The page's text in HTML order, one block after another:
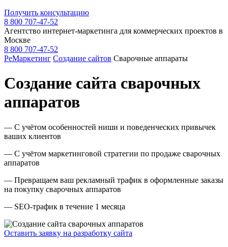
Получить консультацию
8 800 707-47-52
Агентство интернет-маркетинга для коммерческих проектов в
Москве
8 800 707-47-52
РеМаркетинг Создание сайтов Сварочные аппараты
Создание сайта сварочных
аппаратов
— С учётом особенностей ниши и поведенческих привычек
ваших клиентов
— С учётом маркетинговой стратегии по продаже сварочных
аппаратов
— Превращаем ваш рекламный трафик в оформленные заказы
на покупку сварочных аппаратов
— SEO-трафик в течение 1 месяца
Оставить заявку на разработку сайта